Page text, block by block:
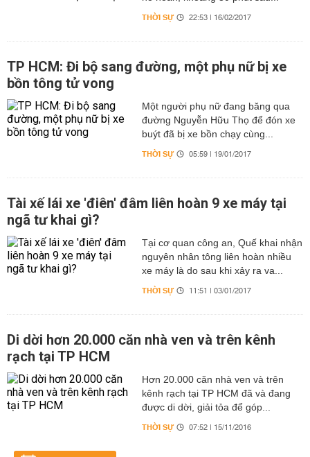
THỜI SỰ 22:53 | 16/02/2017
TP HCM: Đi bộ sang đường, một phụ nữ bị xe
bồn tông tử vong
Một người phụ nữ đang băng qua
đường Nguyễn Hữu Thọ để đón xe
buýt đã bị xe bồn chạy cùng...
THỜI SỰ 05:59 | 19/01/2017
Tài xế lái xe 'điên' đâm liên hoàn 9 xe máy tại
ngã tư khai gì?
Tại cơ quan công an, Quế khai nhận
nguyên nhân tông liên hoàn nhiều
xe máy là do sau khi xảy ra va...
THỜI SỰ 11:51 | 03/01/2017
Di dời hơn 20.000 căn nhà ven và trên kênh
rạch tại TP HCM
Hơn 20.000 căn nhà ven và trên
kênh rạch tại TP HCM đã và đang
được di dời, giải tỏa để góp...
THỜI SỰ 07:52 | 15/11/2016